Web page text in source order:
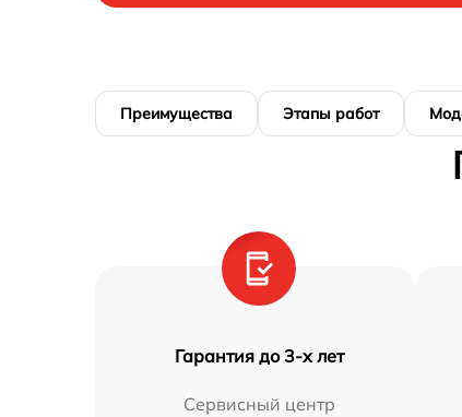
Преимущества Этапы работ
Гарантия до 3-х лет
Сервисный центр